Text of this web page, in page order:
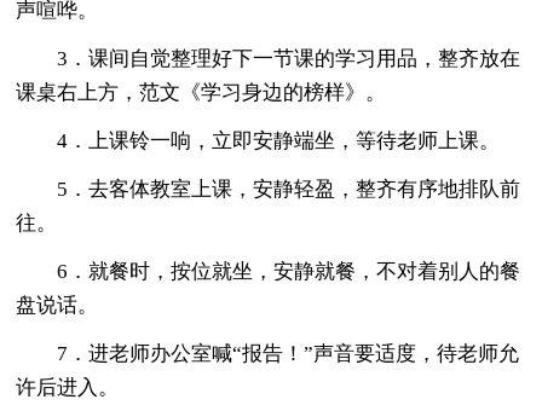
声喧哗。
3．课间自觉整理好下一节课的学习用品，整齐放在
课桌右上方，范文《学习身边的榜样》。
4．上课铃一响，立即安静端坐，等待老师上课。
5．去客体教室上课，安静轻盈，整齐有序地排队前
往。
6．就餐时，按位就坐，安静就餐，不对着别人的餐
盘说话。
7．进老师办公室喊“报告！”声音要适度，待老师允
许后进入。